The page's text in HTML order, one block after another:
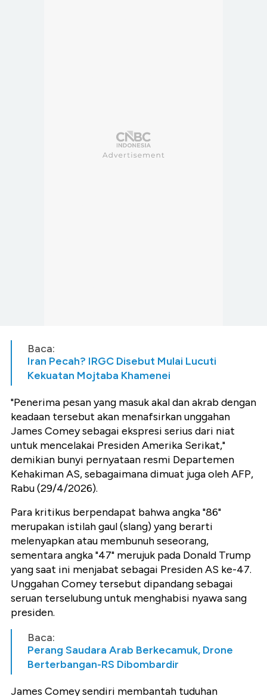
Baca:
Iran Pecah? IRGC Disebut Mulai Lucuti
Kekuatan Mojtaba Khamenei
"Penerima pesan yang masuk akal dan akrab dengan
keadaan tersebut akan menafsirkan unggahan
James Comey sebagai ekspresi serius dari niat
untuk mencelakai Presiden Amerika Serikat,"
demikian bunyi pernyataan resmi Departemen
Kehakiman AS, sebagaimana dimuat juga oleh AFP,
Rabu (29/4/2026).
Para kritikus berpendapat bahwa angka "86"
merupakan istilah gaul (slang) yang berarti
melenyapkan atau membunuh seseorang,
sementara angka "47" merujuk pada Donald Trump
yang saat ini menjabat sebagai Presiden AS ke-47.
Unggahan Comey tersebut dipandang sebagai
seruan terselubung untuk menghabisi nyawa sang
presiden.
Baca:
Perang Saudara Arab Berkecamuk, Drone
Berterbangan-RS Dibombardir
James Comey sendiri membantah tuduhan